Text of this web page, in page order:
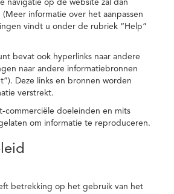
navigatie op de website zal dan
informatie over het aanpassen
vindt u onder de rubriek “Help”
bevat ook hyperlinks naar andere
naar andere informatiebronnen
Deze links en bronnen worden
verstrekt.
commerciële doeleinden en mits
om informatie te reproduceren.
betrekking op het gebruik van het